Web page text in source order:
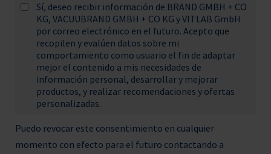
Sí, deseo recibir información de BRAND GMBH + CO
KG, VACUUBRAND GMBH + CO KG y VITLAB GmbH
por correo electrónico en el futuro. Acepto que
recopilen y evalúen datos sobre mi
comportamiento como usuario el fin de adaptar
mejor el contenido a mis necesidades de
información personal, desarrollar y mejorar
productos, y realizar recomendaciones y ofertas
personalizadas.
Puedo revocar este consentimiento en cualquier
momento con efecto para el futuro contactando a